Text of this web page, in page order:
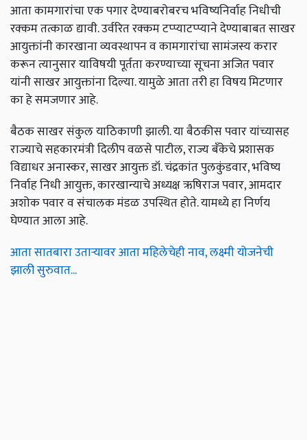
आता कामगारांचा एक पगार देण्याबरोबरच भविष्यनिर्वाह निधीची
रक्कम तत्काळ द्यावी. उर्वरित रक्कम टप्प्याटप्प्याने देण्याबाबत साखर
आयुक्तांनी कारखाना व्यवस्थापन व कामगारांचा सामंजस्य करार
करून त्यानुसार याविषयी पूर्तता करण्याच्या सूचना अजित पवार
यांनी साखर आयुक्तांना दिल्या. यामुळे आता तरी हा विषय मिटणार
का हे समजणार आहे.
बैठक साखर संकुल याठिकाणी झाली. या बैठकीस पवार यांच्यासह
राज्याचे सहकारमंत्री दिलीप वळसे पाटील, राज्य बँकेचे प्रशासक
विद्याधर अनास्कर, साखर आयुक्त डॉ. चंद्रकांत पुलकुंडवार, भविष्य
निर्वाह निधी आयुक्त, कारखान्याचे अध्यक्ष ऋषिराज पवार, आमदार
अशोक पवार व संचालक मंडळ उपस्थित होते. यामध्ये हा निर्णय
घेण्यात आला आहे.
आता सातबारा उताऱ्यावर आता महिलेचेही नाव, लक्ष्मी योजनेची
झाली सुरुवात...